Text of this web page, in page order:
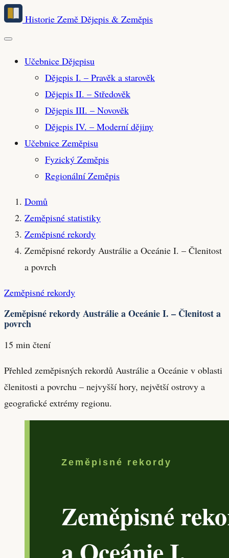
Přeskočit
hlavní
obsah
Historie Země Dějepis & Zeměpis
Učebnice Dějepisu
Dějepis I. – Pravěk a starověk
Dějepis II. – Středověk
Dějepis III. – Novověk
Dějepis IV. – Moderní dějiny
Učebnice Zeměpisu
Fyzický Zeměpis
Regionální Zeměpis
Domů
Zeměpisné statistiky
Zeměpisné rekordy
Zeměpisné rekordy Austrálie a Oceánie I. – Členitost
a povrch
Zeměpisné rekordy
Zeměpisné rekordy Austrálie a Oceánie I. – Členitost a
povrch
15 min čtení
Přehled zeměpisných rekordů Austrálie a Oceánie v oblasti
členitosti a povrchu – nejvyšší hory, největší ostrovy a
geografické extrémy regionu.